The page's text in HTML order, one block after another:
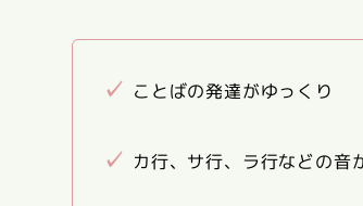
✓ ことばの発達がゆっくり
✓ カ行、サ行、ラ行などの音